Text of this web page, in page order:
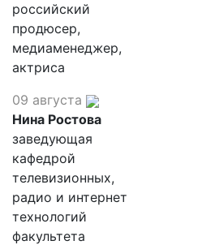
российский
продюсер,
медиаменеджер,
актриса
09 августа
Нина Ростова
заведующая
кафедрой
телевизионных,
радио и интернет
технологий
факультета